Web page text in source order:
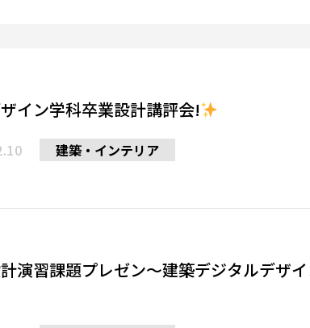
イン学科卒業設計講評会!
建築・インテリア
演習課題プレゼン～建築デジタルデザ